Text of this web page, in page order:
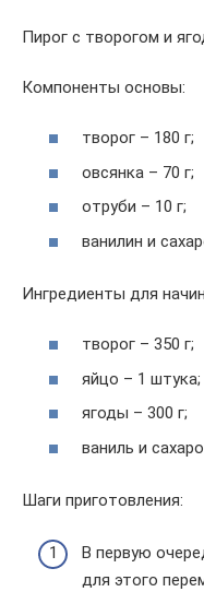
Пирог с творогом и
Компоненты основы:
творог – 180 г;
овсянка – 70 г;
отруби – 10 г;
ванилин и
Ингредиенты для
творог – 350 г;
яйцо – 1 штука;
ягоды – 300 г;
ваниль и
Шаги приготовления:
В первую
для этого